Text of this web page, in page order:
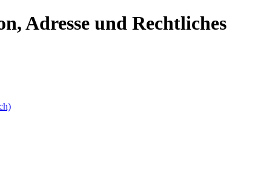
Adresse und Rechtliches